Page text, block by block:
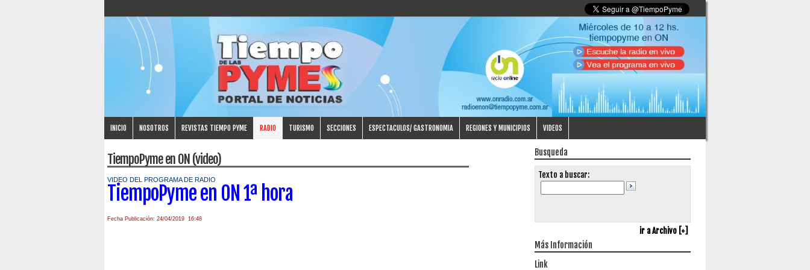
INICIO NOSOTROS REVISTAS TIEMPO PYME RADIO TURISMO SECCIONES ESPECTACULOS/ GASTRONOMIA REGIONES Y MUNICIPIOS VIDEOS
TiempoPyme en ON (video)
VIDEO DEL PROGRAMA DE RADIO
TiempoPyme en ON 1ª hora
Fecha Publicación: 24/04/2019 16:48
Busqueda
Texto a buscar:
ir a Archivo [+]
Más Información
Link